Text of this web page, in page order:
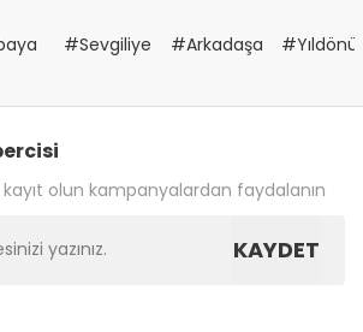
#Sevgiliye #Arkadaşa
olun kampanyalardan faydalanın
KAYDET